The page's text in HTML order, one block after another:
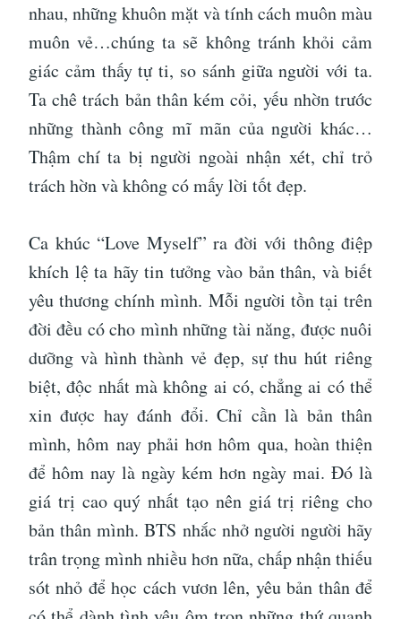
nhau, những khuôn mặt và tính cách muôn màu
muôn vẻ…chúng ta sẽ không tránh khỏi cảm
giác cảm thấy tự ti, so sánh giữa người với ta.
Ta chê trách bản thân kém cỏi, yếu nhờn trước
những thành công mĩ mãn của người khác…
Thậm chí ta bị người ngoài nhận xét, chỉ trỏ
trách hờn và không có mấy lời tốt đẹp.
Ca khúc “Love Myself” ra đời với thông điệp
khích lệ ta hãy tin tưởng vào bản thân, và biết
yêu thương chính mình. Mỗi người tồn tại trên
đời đều có cho mình những tài năng, được nuôi
dưỡng và hình thành vẻ đẹp, sự thu hút riêng
biệt, độc nhất mà không ai có, chẳng ai có thể
xin được hay đánh đổi. Chỉ cần là bản thân
mình, hôm nay phải hơn hôm qua, hoàn thiện
để hôm nay là ngày kém hơn ngày mai. Đó là
giá trị cao quý nhất tạo nên giá trị riêng cho
bản thân mình. BTS nhắc nhở người người hãy
trân trọng mình nhiều hơn nữa, chấp nhận thiếu
sót nhỏ để học cách vươn lên, yêu bản thân để